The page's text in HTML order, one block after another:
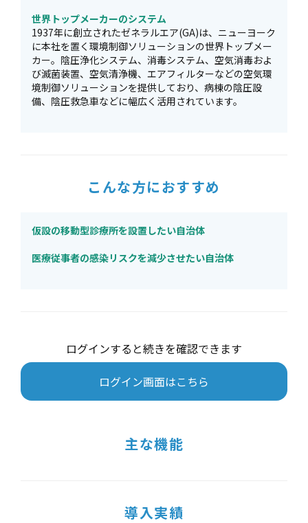
世界トップメーカーのシステム
1937年に創立されたゼネラルエア(GA)は、ニューヨーク
に本社を置く環境制御ソリューションの世界トップメー
カー。陰圧浄化システム、消毒システム、空気消毒およ
び滅菌装置、空気清浄機、エアフィルターなどの空気環
境制御ソリューションを提供しており、病棟の陰圧設
備、陰圧救急車などに幅広く活用されています。
こんな方におすすめ
仮設の移動型診療所を設置したい自治体
医療従事者の感染リスクを減少させたい自治体
ログインすると続きを確認できます
ログイン画面はこちら
主な機能
導入実績